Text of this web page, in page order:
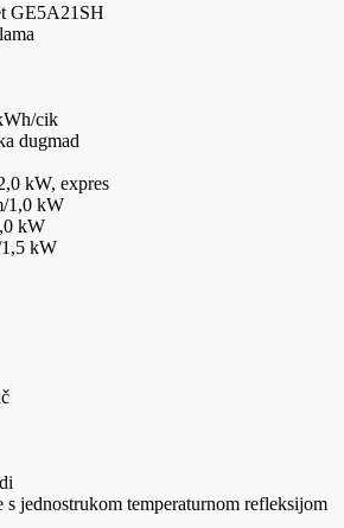
GE5A21SH
cik
dugmad
kW, expres
1,0 kW
kW
1,5 kW
s jednostrukom temperaturnom refleksijom